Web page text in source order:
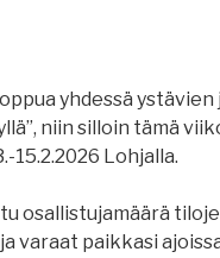
yhdessä ystävien
niin silloin tämä
15.2.2026 Lohjalla.
osallistujamäärä
varaat paikkasi